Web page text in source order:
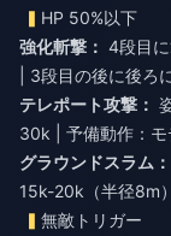
HP 50%以下
強化斬撃： 4段目
| 3段目の後に後ろ
テレポート攻撃：
30k | 予備動作：モ
グラウンドスラム：
15k-20k（半径8m
無敵トリガー